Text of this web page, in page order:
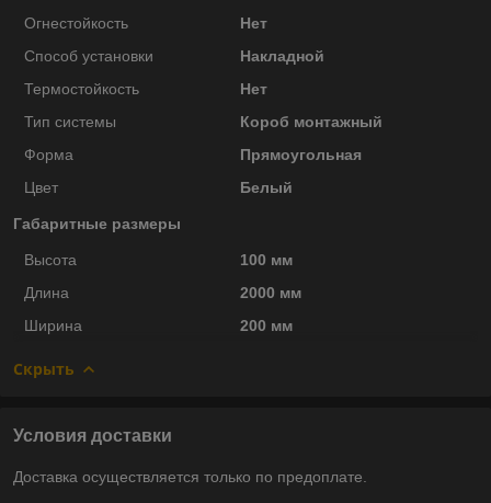
Огнестойкость
Нет
Способ установки
Накладной
Термостойкость
Нет
Тип системы
Короб монтажный
Форма
Прямоугольная
Цвет
Белый
Габаритные размеры
Высота
100 мм
Длина
2000 мм
Ширина
200 мм
Скрыть
Условия доставки
Доставка осуществляется только по предоплате.